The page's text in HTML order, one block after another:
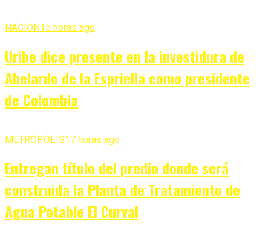
NACIÓN15 horas ago
Uribe dice presente en la investidura de
Abelardo de la Espriella como presidente
de Colombia
METRÓPOLIS17 horas ago
Entregan título del predio donde será
construida la Planta de Tratamiento de
Agua Potable El Curval